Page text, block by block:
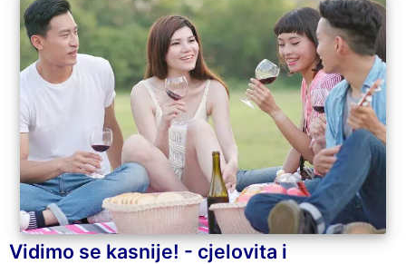
Vidimo se kasnije! - cjelovita i